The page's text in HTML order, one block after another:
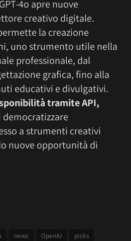
4o apre nuove
creativo digitale.
la creazione
uno strumento utile nella
professionale, dal
grafica, fino alla
educativi e divulgativi.
tramite API,
democratizzare
a strumenti creativi
nuove opportunità di
news OpenAI
picks